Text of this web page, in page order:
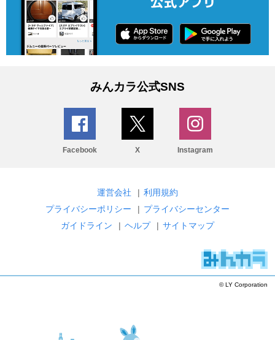
みんカラ公式SNS
Facebook X Instagram
運営会社 | 利用規約
プライバシーポリシー
| プライバシーセンター
ガイドライン
| ヘルプ | サイトマップ
© LY Corporation